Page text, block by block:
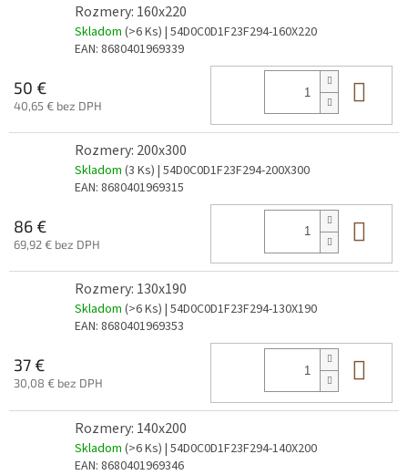
Rozmery: 160x220
Skladom (>6 Ks) | 54D0C0D1F23F294-160X220
EAN: 8680401969339
50 €
40,65 € bez DPH
Rozmery: 200x300
Skladom (3 Ks) | 54D0C0D1F23F294-200X300
EAN: 8680401969315
86 €
69,92 € bez DPH
Rozmery: 130x190
Skladom (>6 Ks) | 54D0C0D1F23F294-130X190
EAN: 8680401969353
37 €
30,08 € bez DPH
Rozmery: 140x200
Skladom (>6 Ks) | 54D0C0D1F23F294-140X200
EAN: 8680401969346